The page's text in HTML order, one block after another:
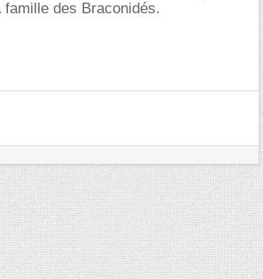
des Braconidés.